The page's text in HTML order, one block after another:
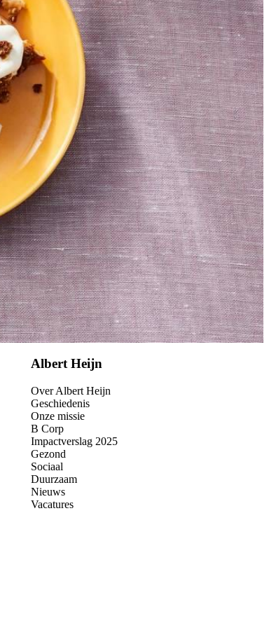
Albert Heijn
Over Albert Heijn
Geschiedenis
Onze missie
B Corp
Impactverslag 2025
Gezond
Sociaal
Duurzaam
Nieuws
Vacatures